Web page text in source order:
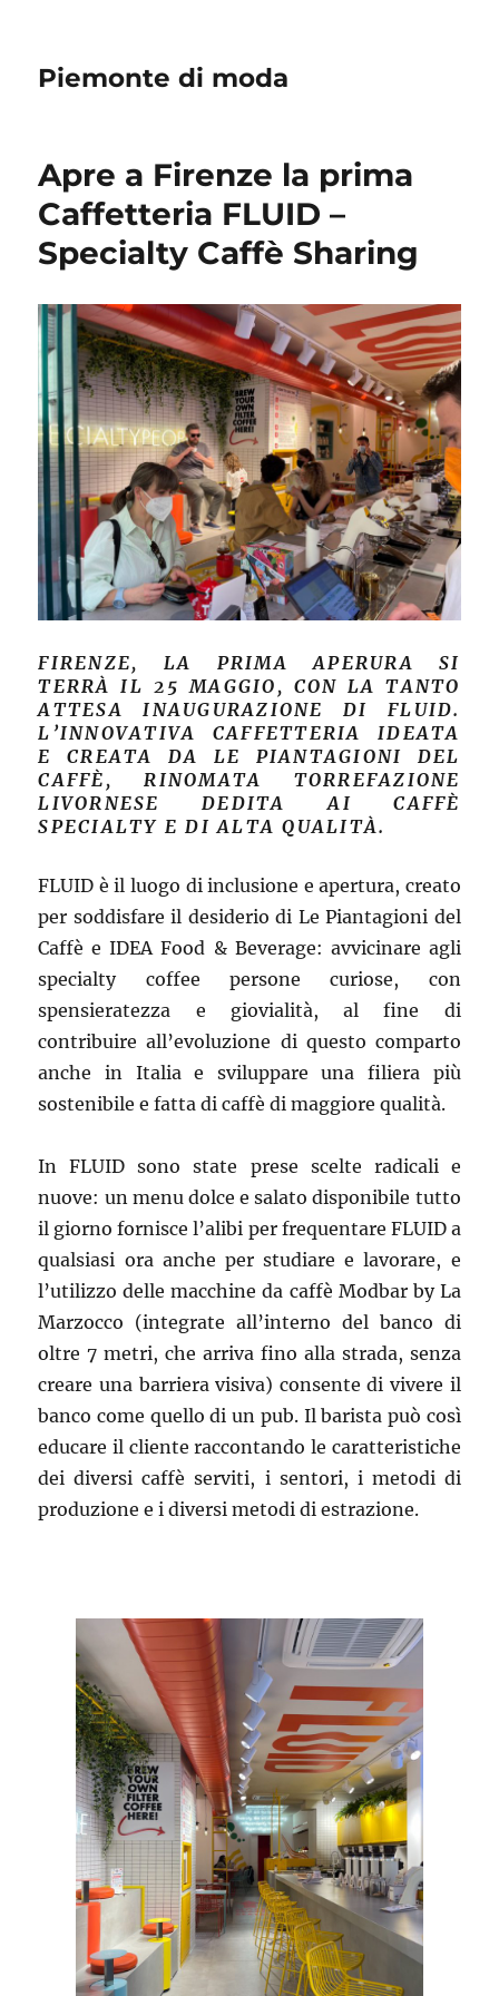
Piemonte di moda
Apre a Firenze la prima
Caffetteria FLUID –
Specialty Caffè Sharing
FIRENZE, LA PRIMA APERURA SI
TERRÀ IL 25 MAGGIO, CON LA TANTO
ATTESA INAUGURAZIONE DI FLUID.
L’INNOVATIVA CAFFETTERIA IDEATA
E CREATA DA LE PIANTAGIONI DEL
CAFFÈ, RINOMATA TORREFAZIONE
LIVORNESE DEDITA AI CAFFÈ
SPECIALTY E DI ALTA QUALITÀ.
FLUID è il luogo di inclusione e apertura, creato
per soddisfare il desiderio di Le Piantagioni del
Caffè e IDEA Food & Beverage: avvicinare agli
specialty coffee persone curiose, con
spensieratezza e giovialità, al fine di
contribuire all’evoluzione di questo comparto
anche in Italia e sviluppare una filiera più
sostenibile e fatta di caffè di maggiore qualità.
In FLUID sono state prese scelte radicali e
nuove: un menu dolce e salato disponibile tutto
il giorno fornisce l’alibi per frequentare FLUID a
qualsiasi ora anche per studiare e lavorare, e
l’utilizzo delle macchine da caffè Modbar by La
Marzocco (integrate all’interno del banco di
oltre 7 metri, che arriva fino alla strada, senza
creare una barriera visiva) consente di vivere il
banco come quello di un pub. Il barista può così
educare il cliente raccontando le caratteristiche
dei diversi caffè serviti, i sentori, i metodi di
produzione e i diversi metodi di estrazione.